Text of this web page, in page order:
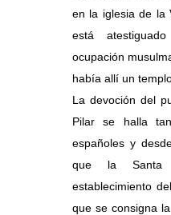
en la iglesia de la
está
ocupación
había allí un
La devoción del
Pilar se halla
españoles y
que la Santa
establecimiento
que se consigna